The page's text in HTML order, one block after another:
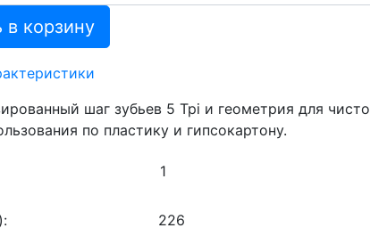
в корзину
шаг зубьев 5 Tpi и геометрия для
по пластику и гипсокартону.
226